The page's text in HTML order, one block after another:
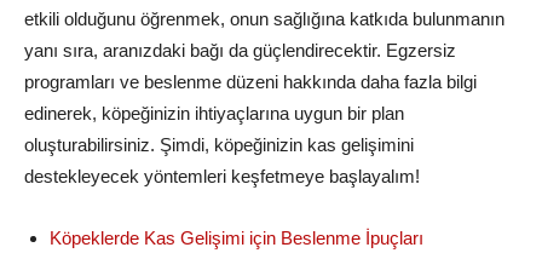
etkili olduğunu öğrenmek, onun sağlığına katkıda bulunmanın
yanı sıra, aranızdaki bağı da güçlendirecektir. Egzersiz
programları ve beslenme düzeni hakkında daha fazla bilgi
edinerek, köpeğinizin ihtiyaçlarına uygun bir plan
oluşturabilirsiniz. Şimdi, köpeğinizin kas gelişimini
destekleyecek yöntemleri keşfetmeye başlayalım!
Köpeklerde Kas Gelişimi için Beslenme İpuçları